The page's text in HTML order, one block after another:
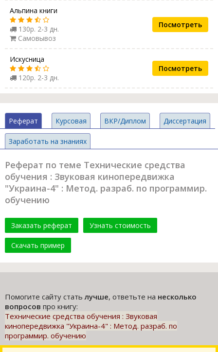
Альпина книги
130р. 2-3 дн.
Самовывоз
Посмотреть
Искусница
120р. 2-3 дн.
Посмотреть
Реферат Курсовая ВКР/Диплом Диссертация
Заработать на знаниях
Реферат по теме Технические средства
обучения : Звуковая кинопередвижка
"Украина-4" : Метод. разраб. по программир.
обучению
Заказать реферат Узнать стоимость
Скачать пример
Помогите сайту статьлучше, ответьте на несколько
вопросов про книгу:
Технические средства обучения : Звуковая
кинопередвижка "Украина-4" : Метод. разраб. по
программир. обучению